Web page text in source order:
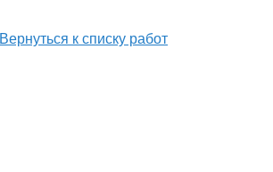
Вернуться к списку работ